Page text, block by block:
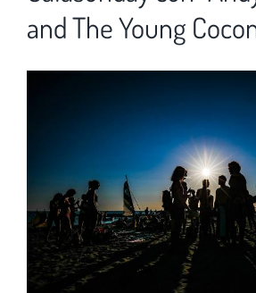
and The Young